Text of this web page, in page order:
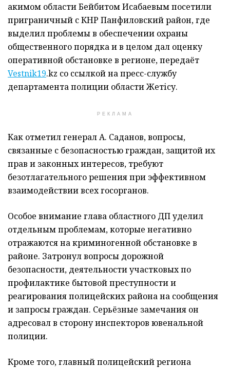
акимом области Бейбитом Исабаевым посетили
приграничный с КНР Панфиловский район, где
выделил проблемы в обеспечении охраны
общественного порядка и в целом дал оценку
оперативной обстановке в регионе, передаёт
Vestnik19.kz со ссылкой на пресс-службу
департамента полиции области Жетісу.
РЕКЛАМА
Как отметил генерал А. Саданов, вопросы,
связанные с безопасностью граждан, защитой их
прав и законных интересов, требуют
безотлагательного решения при эффективном
взаимодействии всех госорганов.
Особое внимание глава областного ДП уделил
отдельным проблемам, которые негативно
отражаются на криминогенной обстановке в
районе. Затронул вопросы дорожной
безопасности, деятельности участковых по
профилактике бытовой преступности и
реагирования полицейских района на сообщения
и запросы граждан. Серьёзные замечания он
адресовал в сторону инспекторов ювенальной
полиции.
Кроме того, главный полицейский региона